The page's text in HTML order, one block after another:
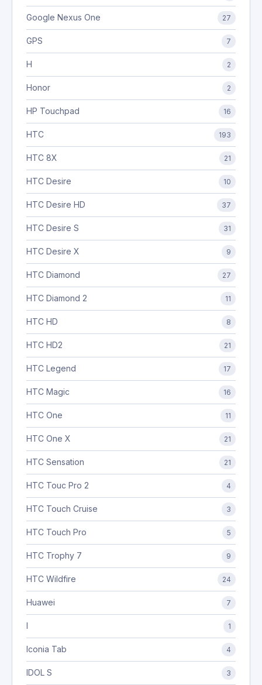
Google Nexus One 27
GPS 7
H 2
Honor 2
HP Touchpad 16
HTC 193
HTC 8X 21
HTC Desire 10
HTC Desire HD 37
HTC Desire S 31
HTC Desire X 9
HTC Diamond 27
HTC Diamond 2 11
HTC HD 8
HTC HD2 21
HTC Legend 17
HTC Magic 16
HTC One 11
HTC One X 21
HTC Sensation 21
HTC Touc Pro 2 4
HTC Touch Cruise 3
HTC Touch Pro 5
HTC Trophy 7 9
HTC Wildfire 24
Huawei 7
I 1
Iconia Tab 4
IDOL S 3